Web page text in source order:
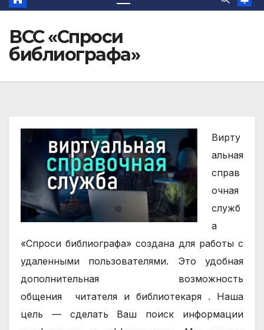
ВСС «Спроси
библиографа»
Вирту
альная
справ
очная
служб
а
«Спроси библиографа» создана для работы с
удаленными пользователями. Это удобная
дополнительная возможность
общения
читателя и библиотекаря . Наша
цель — сделать Ваш поиск информации